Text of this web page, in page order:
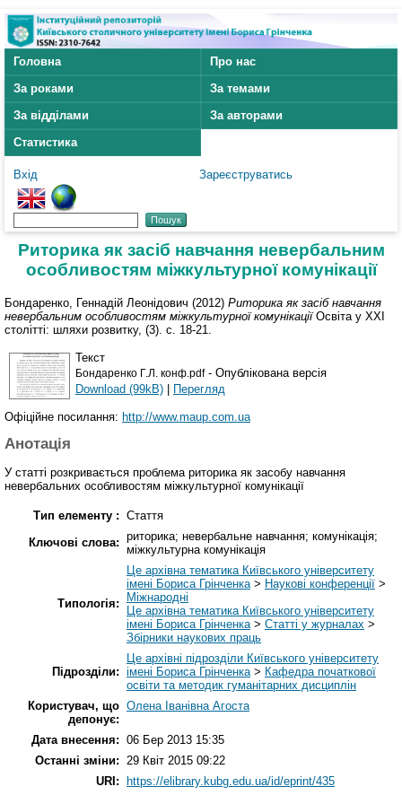
Головна
Про нас
За роками
За темами
За відділами
За авторами
Статистика
Вхід Зареєструватись
Риторика як засіб навчання невербальним
особливостям міжкультурної комунікації
Бондаренко, Геннадій Леонідович (2012) Риторика як засіб навчання
невербальним особливостям міжкультурної комунікаціїОсвіта у ХХІ
столітті: шляхи розвитку, (3). с. 18-21.
Текст
Бондаренко Г.Л. конф.pdf- Опублікована версія
Download (99kB) | Перегляд
Офіційне посилання: http://www.maup.com.ua
Анотація
У статті розкривається проблема риторика як засобу навчання
невербальних особливостям міжкультурної комунікації
Тип елементу : Стаття
Ключові слова: риторика; невербальне навчання; комунікація;
міжкультурна комунікація
Типологія:
Це архівна тематика Київського університету
імені Бориса Грінченка> Наукові конференції >
Міжнародні
Це архівна тематика Київського університету
імені Бориса Грінченка> Статті у журналах >
Збірники наукових праць
Підрозділи:
Це архівні підрозділи Київського університету
імені Бориса Грінченка> Кафедра початкової
освіти та методик гуманітарних дисциплін
Користувач, що
депонує:
Олена Іванівна Агоста
Дата внесення: 06 Бер 2013 15:35
Останні зміни: 29 Квіт 2015 09:22
URI:
https://elibrary.kubg.edu.ua/id/eprint/435